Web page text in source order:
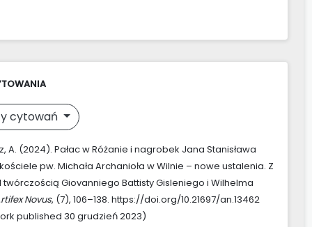
cytowań
A. (2024). Pałac w Różanie i nagrobek Jana Stanisława
pw. Michała Archanioła w Wilnie – nowe ustalenia. Z
Giovanniego Battisty Gisleniego i Wilhelma
Novus, (7), 106–138. https://doi.org/10.21697/an.13462
published 30 grudzień 2023)